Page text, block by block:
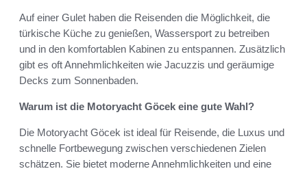
Auf einer Gulet haben die Reisenden die Möglichkeit, die
türkische Küche zu genießen, Wassersport zu betreiben
und in den komfortablen Kabinen zu entspannen. Zusätzlich
gibt es oft Annehmlichkeiten wie Jacuzzis und geräumige
Decks zum Sonnenbaden.
Warum ist die Motoryacht Göcek eine gute Wahl?
Die Motoryacht Göcek ist ideal für Reisende, die Luxus und
schnelle Fortbewegung zwischen verschiedenen Zielen
schätzen. Sie bietet moderne Annehmlichkeiten und eine